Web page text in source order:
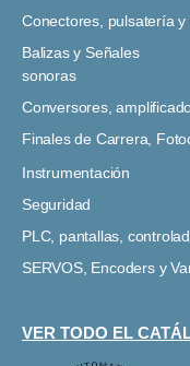
Conectores, pulsatería y
Balizas y Señales
sonoras
Conversores,
Finales de Carrera,
Instrumentación
Seguridad
PLC, pantallas,
SERVOS, Encoders y
VER TODO EL